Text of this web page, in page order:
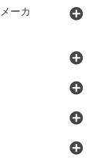
ーカ